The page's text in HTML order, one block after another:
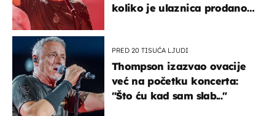
koliko je ulaznica prodano
PRED 20 TISUĆA LJUDI
Thompson izazvao ovacije
već na početku koncerta:
"Što ću kad sam slab..."